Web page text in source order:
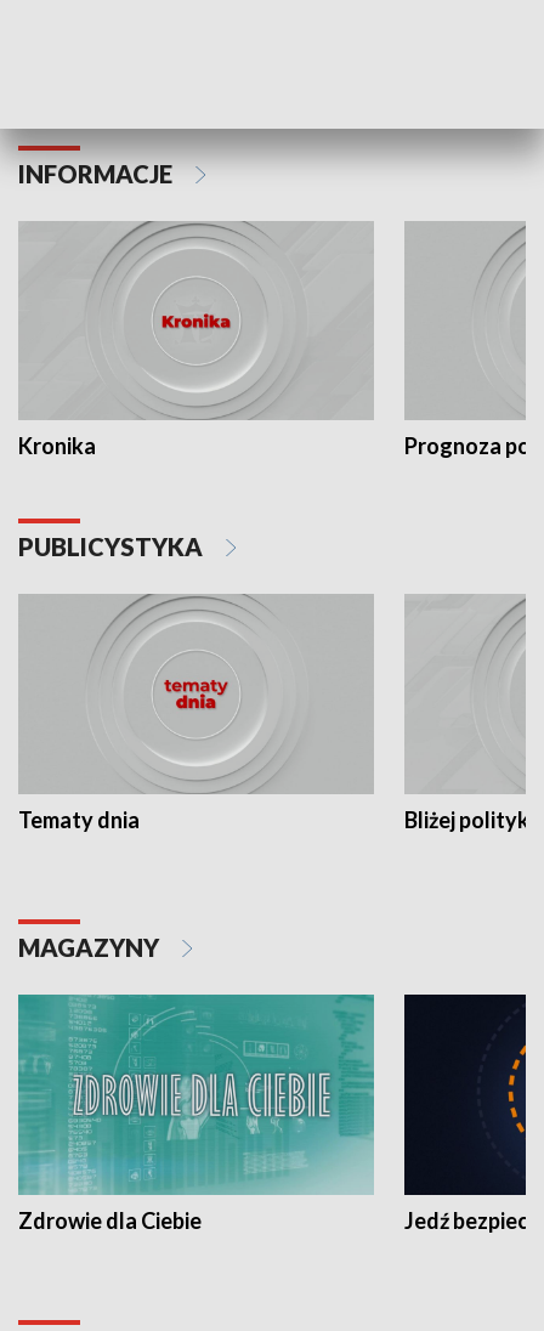
INFORMACJE
Kronika Prognoza
PUBLICYSTYKA
Tematy dnia Bliżej polityki
MAGAZYNY
Zdrowie dla Ciebie Jedź